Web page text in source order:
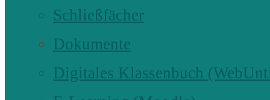
Schließfächer
Dokumente
Digitales Klassenbuch